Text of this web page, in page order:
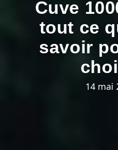
Cuve
tout ce
savoir
14 mai